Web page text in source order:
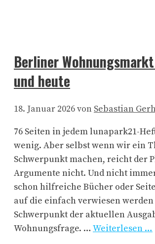
Berliner
und heute
18. Januar 2026von Sebastian
76 Seiten in jedem lunapark21-
wenig. Aber selbst wenn wir ein
Schwerpunkt machen, reicht der
Argumente nicht. Und nicht
schon hilfreiche Bücher oder
auf die einfach verwiesen
Schwerpunkt der aktuellen
Wohnungsfrage. … Weiterlesen …